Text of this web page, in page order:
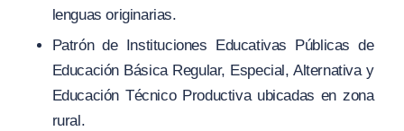
lenguas originarias.
Patrón de Instituciones Educativas Públicas de
Educación Básica Regular, Especial, Alternativa y
Educación Técnico Productiva ubicadas en zona
rural.